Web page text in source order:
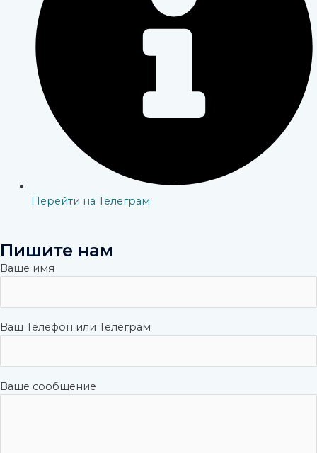
Перейти на Телеграм
Пишите нам
Ваше имя
Ваш Телефон или Телеграм
Ваше сообщение